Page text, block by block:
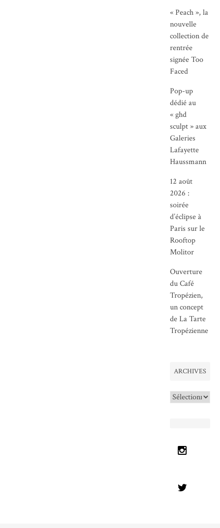
« Peach », la
nouvelle
collection de
rentrée
signée Too
Faced
Pop-up
dédié au
« ghd
sculpt » aux
Galeries
Lafayette
Haussmann
12 août
2026 :
soirée
d’éclipse à
Paris sur le
Rooftop
Molitor
Ouverture
du Café
Tropézien,
un concept
de La Tarte
Tropézienne
ARCHIVES
Archives